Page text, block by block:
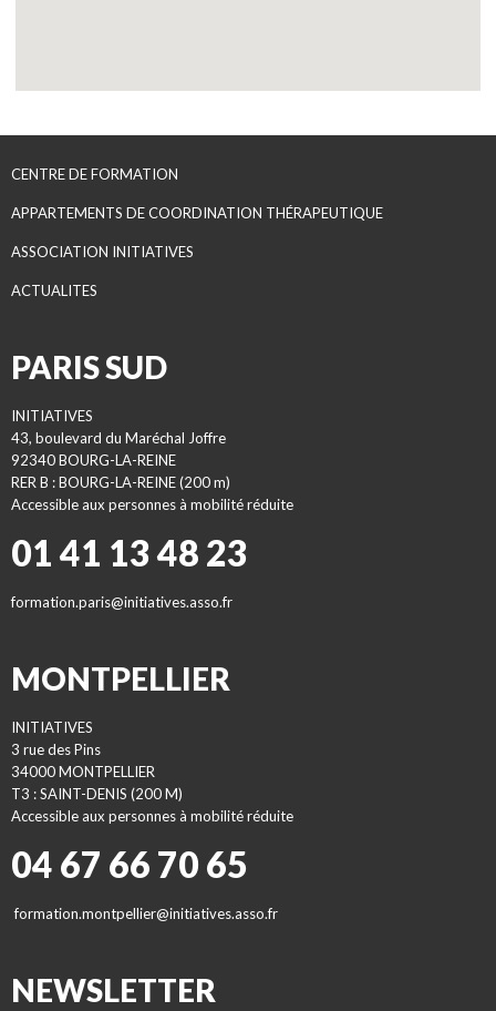
CENTRE DE FORMATION
APPARTEMENTS DE COORDINATION THÉRAPEUTIQUE
ASSOCIATION INITIATIVES
ACTUALITES
PARIS SUD
INITIATIVES
43, boulevard du Maréchal Joffre
92340 BOURG-LA-REINE
RER B : BOURG-LA-REINE (200 m)
Accessible aux personnes à mobilité réduite
01 41 13 48 23
formation.paris@initiatives.asso.fr
MONTPELLIER
INITIATIVES
3 rue des Pins
34000 MONTPELLIER
T3 : SAINT-DENIS (200 M)
Accessible aux personnes à mobilité réduite
04 67 66 70 65
formation.montpellier@initiatives.asso.fr
NEWSLETTER